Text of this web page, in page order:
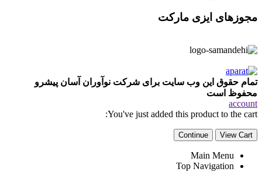
مجوزهای ایزی مارکت
تمام حقوق این وب سایت برای شرکت نوآوران آسان پیشرو
محفوظ است
account
You've just added this product to the cart:
View Cart
Continue
Main Menu
Top Navigation